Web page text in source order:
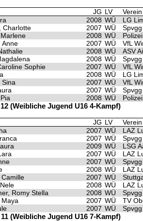
JG LV
Verein
2008 WÜ
LG
Charlotte 2007 WÜ
2008 WÜ
Anne 2007 WÜ
VfL
2008 WÜ
ASV
2008 WÜ
Sophie 2007 WÜ
VfL
2008 WÜ
LG
Sina 2007 WÜ
VfL
2007 WÜ
2008 WÜ
(Weibliche Jugend U16 4-Kampf)
JG LV
Verein
2007 WÜ
LAZ
2007 WÜ
2009 WÜ
LSG
2007 WÜ
LAZ
2007 WÜ
2008 WÜ
LAZ
2007 WÜ
2008 WÜ
LAZ
Romy Stella 2008 WÜ
2007 WÜ
TV
2007 WÜ
(Weibliche Jugend U16 7-Kampf)